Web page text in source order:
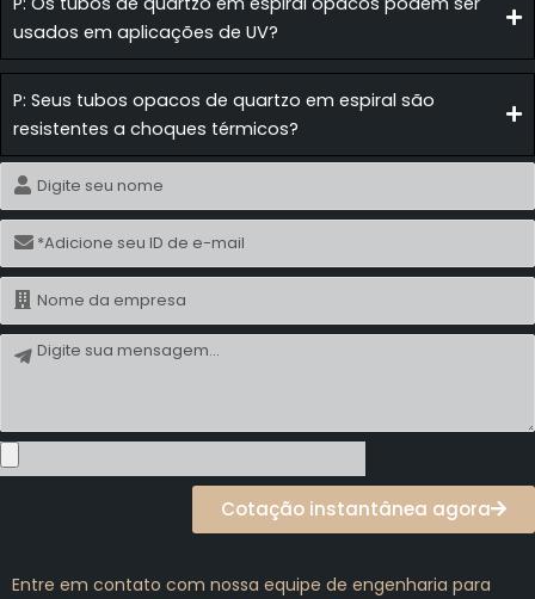
usados em aplicações de UV?
P: Seus tubos opacos de quartzo em espiral são
resistentes a choques térmicos?
Nome
E-
mail
Nome
Mensagem
Cotação instantânea agora
Entre em contato com nossa equipe de engenharia para